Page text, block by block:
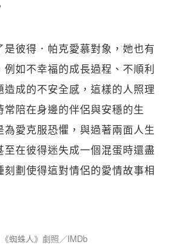
彼得．帕克愛慕對象，她也有
例如不幸福的成長過程、不順利
造成的不安全感，這樣的人照理
陪在身邊的伴侶與安穩的生
為愛克服恐懼，與過著兩面人生
至在彼得迷失成一個混蛋時還盡
刻劃使得這對情侶的愛情故事相